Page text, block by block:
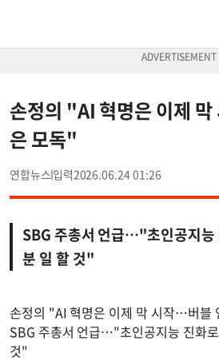
손정의 "AI 혁명은 이제
은 모독"
연합뉴스 2026.06.24 01:26
SBG 주총서 언급…"초인공지능
분 일 할 것"
손정의 "AI 혁명은 이제 막 시작…버블
SBG 주총서 언급…"초인공지능 진화
것"